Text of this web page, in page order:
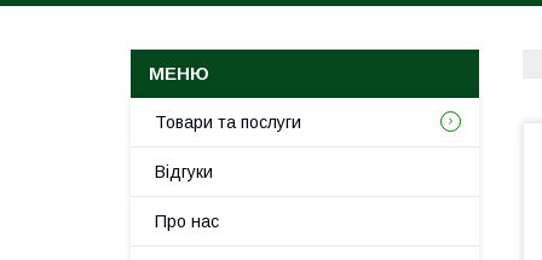
Товари та послуги
Відгуки
Про нас